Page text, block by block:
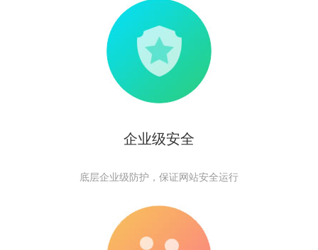
企业级安全
底层企业级防护，保证网站安全运行